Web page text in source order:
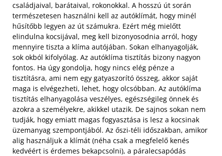
családjaival, barátaival, rokonokkal. A hosszú út során
természetesen használni kell az autóklímát, hogy minél
hűsítőbb legyen az út számukra. Ezért még mielőtt
elindulna kocsijával, meg kell bizonyosodnia arról, hogy
mennyire tiszta a klíma autójában. Sokan elhanyagolják,
sok okból kifolyólag. Az autóklíma tisztítás bizony nagyon
fontos. Ha úgy gondolja, hogy nincs elég pénze a
tisztításra, ami nem egy gatyaszorító összeg, akkor saját
maga is elvégezheti, lehet, hogy olcsóbban. Az autóklíma
tisztítás elhanyagolása veszélyes, egészségileg önnek és
azokra a személyekre, akikkel utazik. De sajnos sokan nem
tudják, hogy emiatt magas fogyasztása is lesz a kocsinak
üzemanyag szempontjából. Az őszi-téli időszakban, amikor
alig használjuk a klímát (néha csak a megfelelő kenés
kedvéért is érdemes bekapcsolni), a páralecsapódás